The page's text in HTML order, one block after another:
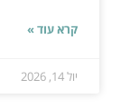
קרא עוד »
יול 14, 2026